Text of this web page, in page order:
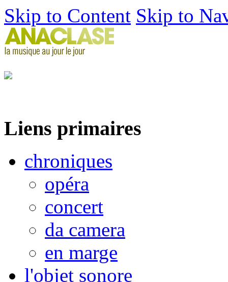
Skip to Content Skip to
Liens primaires
chroniques
opéra
concert
da camera
en marge
l'objet sonore